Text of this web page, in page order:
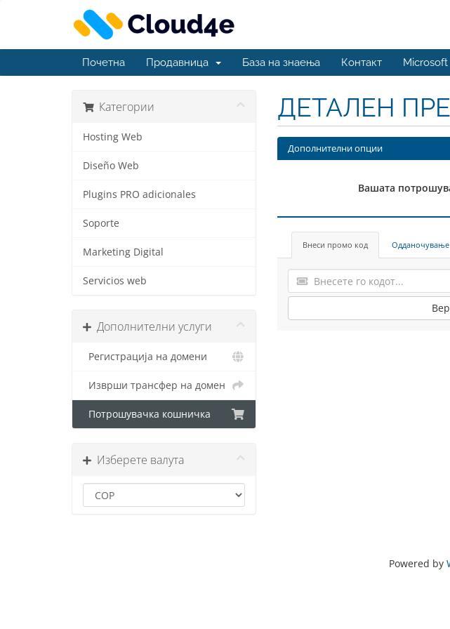
Почетна Продавница База на знаења Контакт Microsoft
Категории
Hosting Web
Diseño Web
Plugins PRO adicionales
Soporte
Marketing Digital
Servicios web
Дополнителни услуги
Регистрација на домени
Изврши трансфер на домен
Потрошувачка кошничка
Изберете валута
ДЕТАЛЕН
Дополнителни опции
Вашата
Внеси промо код Одданочување
Powered by